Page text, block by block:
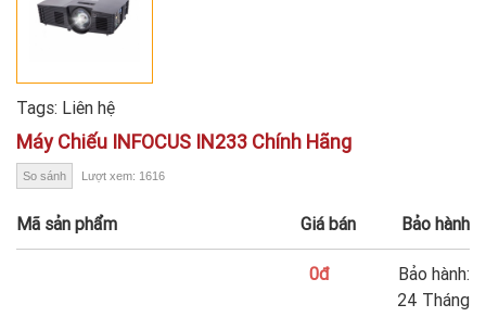
Tags: Liên hệ
Máy Chiếu INFOCUS IN233 Chính Hãng
So sánh Lượt xem: 1616
Mã sản phẩm Giá bán Bảo hành
0đ
Bảo hành:
24 Tháng